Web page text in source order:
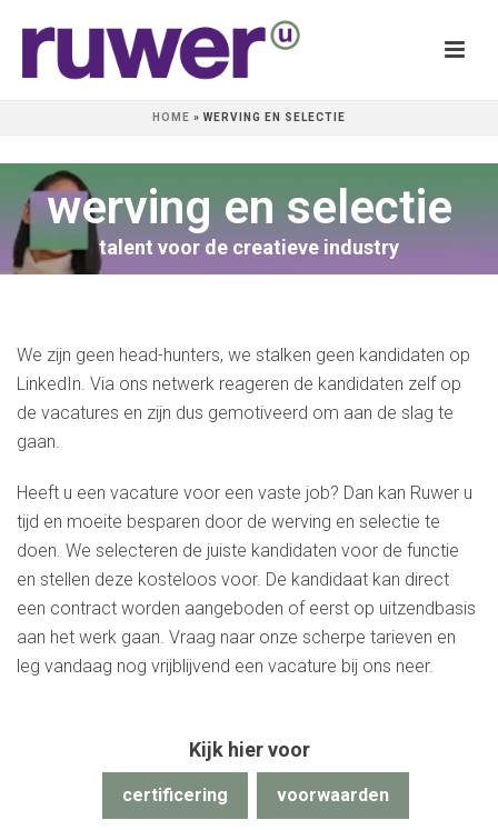
HOME » WERVING EN SELECTIE
werving en selectie
talent voor de creatieve industry
We zijn geen head-hunters, we stalken geen kandidaten op
LinkedIn. Via ons netwerk reageren de kandidaten zelf op
de vacatures en zijn dus gemotiveerd om aan de slag te
gaan.
Heeft u een vacature voor een vaste job? Dan kan Ruwer u
tijd en moeite besparen door de werving en selectie te
doen. We selecteren de juiste kandidaten voor de functie
en stellen deze kosteloos voor. De kandidaat kan direct
een contract worden aangeboden of eerst op uitzendbasis
aan het werk gaan. Vraag naar onze scherpe tarieven en
leg vandaag nog vrijblijvend een vacature bij ons neer.
Kijk hier voor
certificering voorwaarden